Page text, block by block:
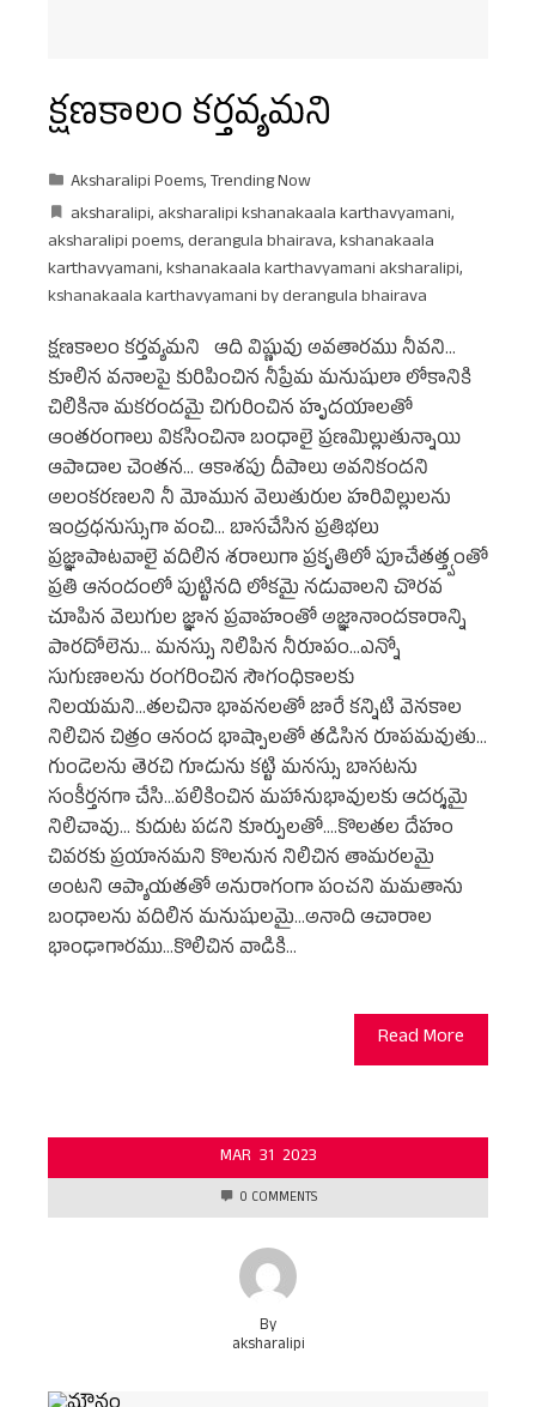
క్షణకాలం కర్తవ్యమని
Aksharalipi Poems,Trending Now
aksharalipi, aksharalipi kshanakaala karthavyamani,
aksharalipi poems,derangula bhairava,kshanakaala
karthavyamani,kshanakaala karthavyamani aksharalipi,
kshanakaala karthavyamani by derangula bhairava
క్షణకాలం కర్తవ్యమని ఆది విష్ణువు అవతారము నీవని...
కూలిన వనాలపై కురిపించిన నీప్రేమ మనుషులా లోకానికి
చిలికినా మకరందమై చిగురించిన హృదయాలతో
ఆంతరంగాలు వికసించినా బంధాలై ప్రణమిల్లుతున్నాయి
ఆపాదాల చెంతన... ఆకాశపు దీపాలు అవనికందని
అలంకరణలని నీ మోమున వెలుతురుల హరివిల్లులను
ఇంద్రధనుస్సుగా వంచి... బాసచేసిన ప్రతిభలు
ప్రజ్ఞాపాటవాలై వదిలిన శరాలుగా ప్రకృతిలో పూచేతత్త్వంతో
ప్రతి ఆనందంలో పుట్టినది లోకమై నడువాలని చొరవ
చూపిన వెలుగుల జ్ఞాన ప్రవాహంతో అజ్ఞానాందకారాన్ని
పారదోలెను... మనస్సు నిలిపిన నీరూపం...ఎన్నో
సుగుణాలను రంగరించిన సౌగంధికాలకు
నిలయమని...తలచినా భావనలతో జారే కన్నిటి వెనకాల
నిలిచిన చిత్రం ఆనంద భాష్పాలతో తడిసిన రూపమవుతు...
గుండెలను తెరచి గూడును కట్టి మనస్సు బాసటను
సంకీర్తనగా చేసి...పలికించిన మహానుభావులకు ఆదర్శమై
నిలిచావు... కుదుట పడని కూర్పులతో....కొలతల దేహం
చివరకు ప్రయానమని కొలనున నిలిచిన తామరలమై
అంటని ఆప్యాయతతో అనురాగంగా పంచని మమతాను
బంధాలను వదిలిన మనుషులమై...అనాది ఆచారాల
భాంఢాగారము...కొలిచిన వాడికి…
Read More
MAR 31 2023
0 COMMENTS
By
aksharalipi